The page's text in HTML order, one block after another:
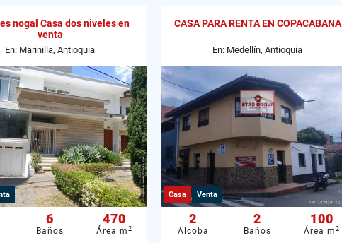
nogal Casa dos niveles en
venta
En: Marinilla, Antioquia
6
Baños
470
Área m 2
CASA PARA RENTA EN COPACABANA
En: Medellín, Antioquia
Casa Venta
2
Alcoba
2
Baños
100
Área m 2